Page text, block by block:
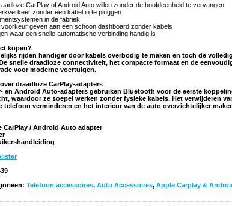
CarPlay of Android Auto willen zonder de hoofdeenheid te vervangen
zonder een kabel in te pluggen
in de fabriek
geven aan een schoon dashboard zonder kabels
waar een snelle automatische verbinding handig is
kopen?
rijden handiger door kabels overbodig te maken en toch de
snelle draadloze connectiviteit, het compacte formaat en de
voor moderne voertuigen.
draadloze CarPlay-adapters
en Android Auto-adapters gebruiken Bluetooth voor de eerste
waardoor ze soepel werken zonder fysieke kabels. Het verwijderen
telefoon verminderen en het interieur van de auto overzichtelijker
CarPlay / Android Auto adapter
Telefoon accessoires, Auto Accessoires, Apple Carplay &